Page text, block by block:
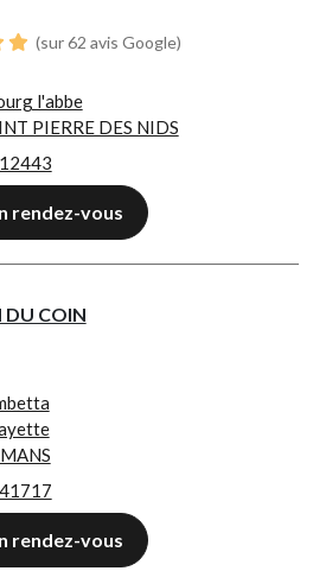
(sur 62 avis Google)
l'abbe
PIERRE DES NIDS
rendez-vous
DU COIN
rendez-vous